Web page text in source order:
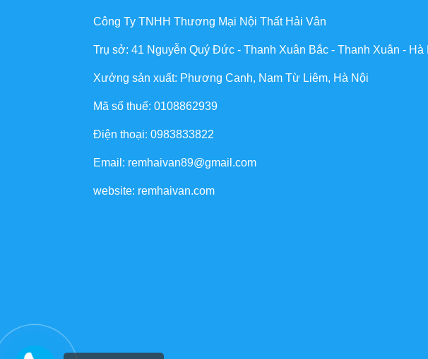
Công Ty TNHH Thương Mại Nội Thất Hải Vân
Trụ sở: 41 Nguyễn Quý Đức - Thanh Xuân Bắc - Thanh Xuân - Hà
Xưởng sản xuất: Phương Canh, Nam Từ Liêm, Hà Nội
Mã số thuế: 0108862939
Điện thoại: 0983833822
Email: remhaivan89@gmail.com
website: remhaivan.com